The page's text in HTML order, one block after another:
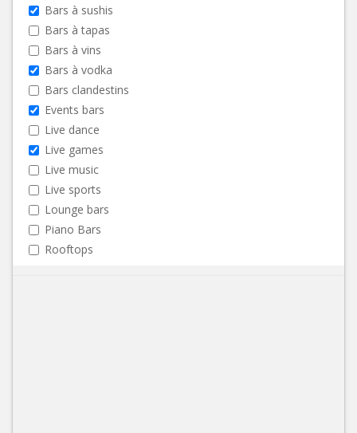
Bars à sushis
Bars à tapas
Bars à vins
Bars à vodka
Bars clandestins
Events bars
Live dance
Live games
Live music
Live sports
Lounge bars
Piano Bars
Rooftops